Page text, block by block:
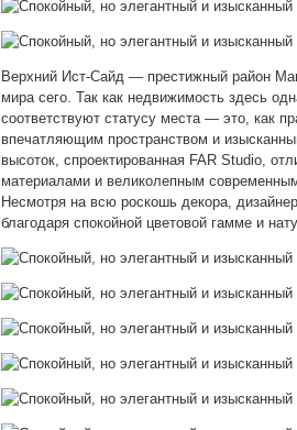
Верхний Ист-Сайд — престижный район
мира сего. Так как недвижимость здесь
соответствуют статусу места — это, как
впечатляющим пространством и
высоток, спроектированная FAR Studio,
материалами и великолепным
Несмотря на всю роскошь декора,
благодаря спокойной цветовой гамме и